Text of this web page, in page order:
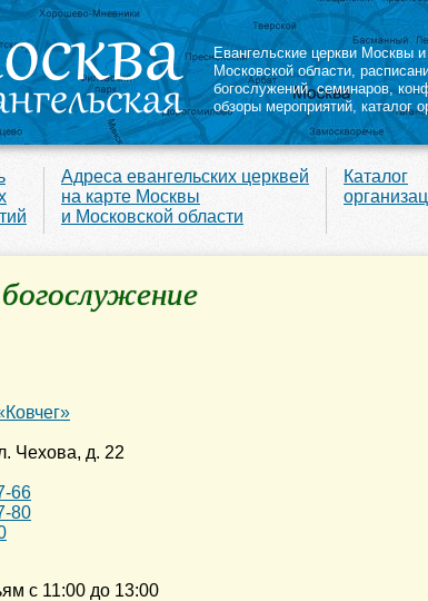
Евангельские церкви Москвы и
Московской области,
богослужений,семинаров,
обзоры мероприятий, каталог
Адреса евангельских церквей
на карте Москвы
и Московской области
Каталог
Чехова, д. 22
66
80
с 11:00 до 13:00